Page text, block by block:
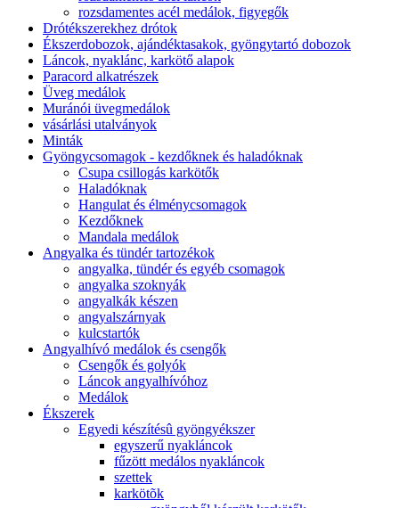
rozsdamentes acél medálok, figyegők
Drótékszerekhez drótok
Ékszerdobozok, ajándéktasakok, gyöngytartó dobozok
Láncok, nyaklánc, karkötő alapok
Paracord alkatrészek
Üveg medálok
Muránói üvegmedálok
vásárlási utalványok
Minták
Gyöngycsomagok - kezdőknek és haladóknak
Csupa csillogás karkötők
Haladóknak
Hangulat és élménycsomagok
Kezdőknek
Mandala medálok
Angyalka és tündér tartozékok
angyalka, tündér és egyéb csomagok
angyalka szoknyák
angyalkák készen
angyalszárnyak
kulcstartók
Angyalhívó medálok és csengők
Csengők és golyók
Láncok angyalhívóhoz
Medálok
Ékszerek
Egyedi készítésû gyöngyékszer
egyszerű nyakláncok
fűzött medálos nyakláncok
szettek
karkötõk